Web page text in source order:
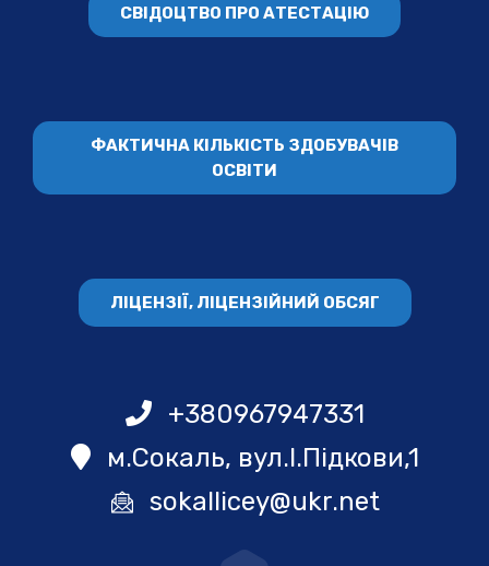
СВІДОЦТВО ПРО АТЕСТАЦІЮ
ФАКТИЧНА КІЛЬКІСТЬ ЗДОБУВАЧІВ
ОСВІТИ
ЛІЦЕНЗІЇ, ЛІЦЕНЗІЙНИЙ ОБСЯГ
+380967947331
м.Сокаль, вул.І.Підкови,1
sokallicey@ukr.net